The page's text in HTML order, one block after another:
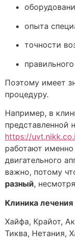
опыта
точности
Поэтому имеет
процедуру.
Например, в
представленной
https://
работают
двигательного
важно, потому
разный,
Клиника
Хайфа, Крайот,
Тиква, Нетания,